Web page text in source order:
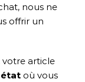
nous ne
offrir un
votre article
état où vous